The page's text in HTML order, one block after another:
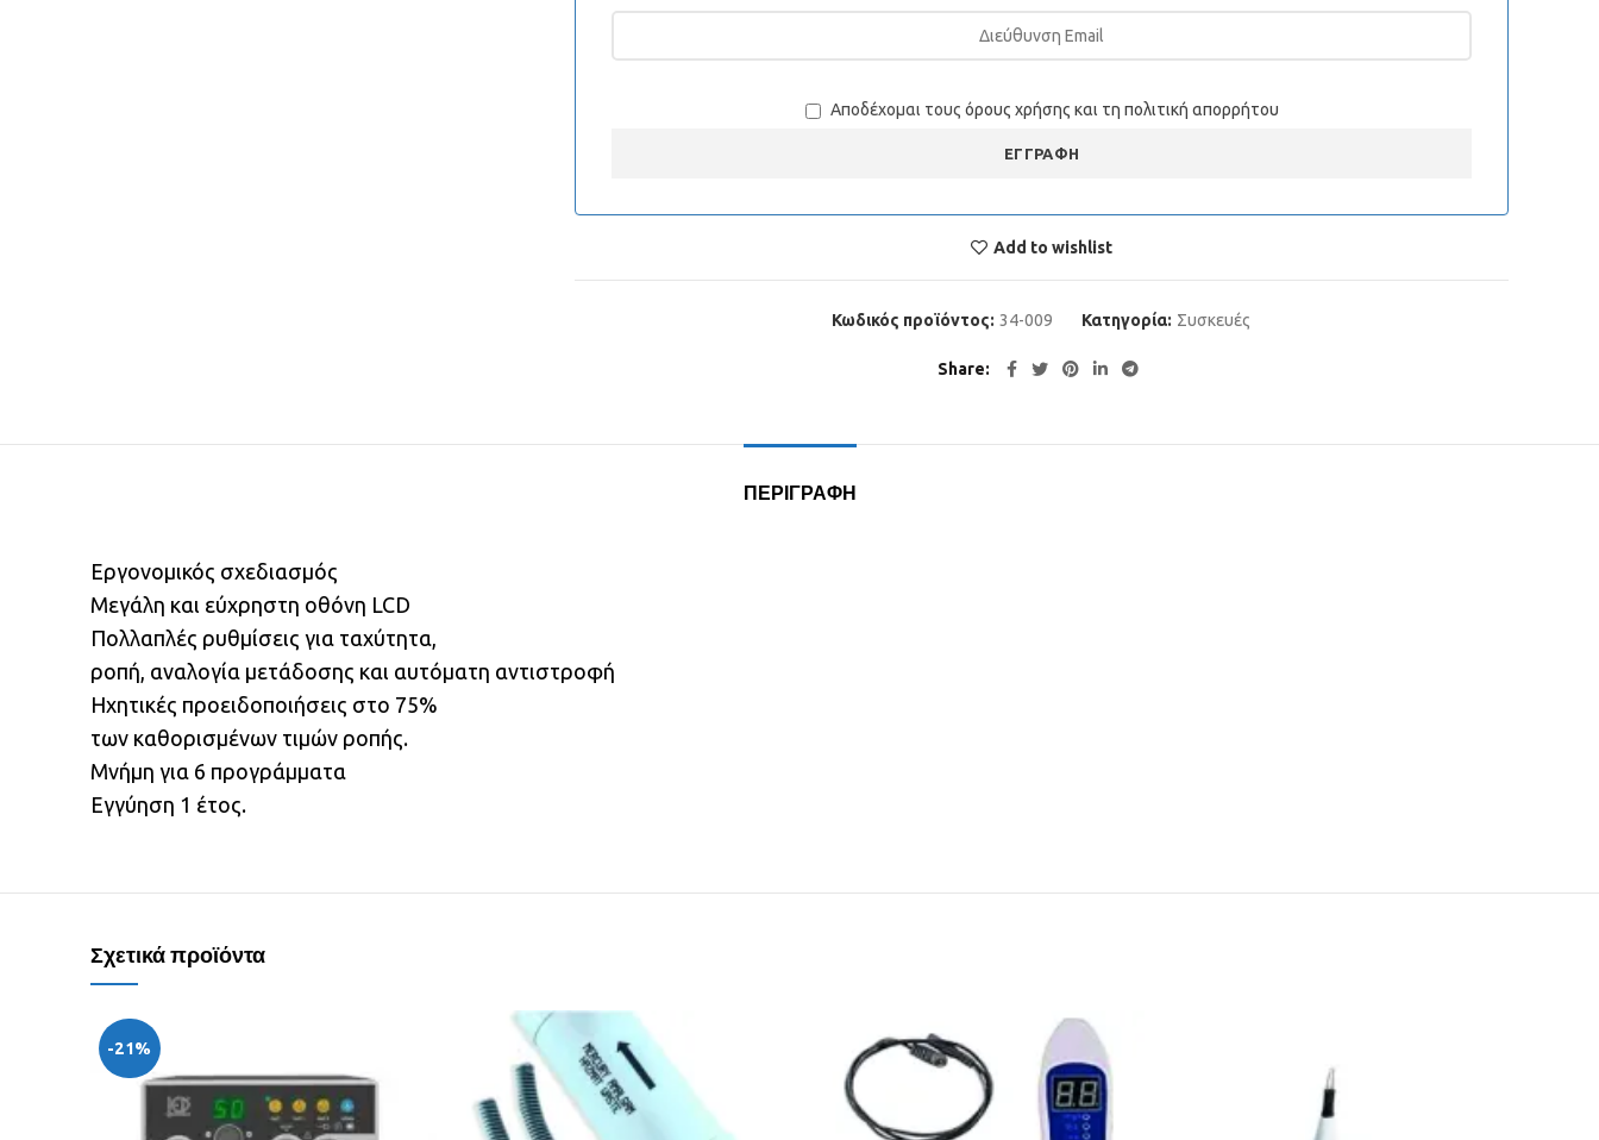
Αποδέχομαι τους όρους χρήσης και τη πολιτική απορρήτου
ΕΓΓΡΑΦΉ
Add to wishlist
Κωδικός προϊόντος: 34-009 Κατηγορία: Συσκευές
Share
ΠΕΡΙΓΡΑΦΉ
Εργονομικός σχεδιασμός
Μεγάλη και εύχρηστη οθόνη LCD
Πολλαπλές ρυθμίσεις για ταχύτητα,
ροπή, αναλογία μετάδοσης και αυτόματη αντιστροφή
Ηχητικές προειδοποιήσεις στο 75%
των καθορισμένων τιμών ροπής.
Μνήμη για 6 προγράμματα
Εγγύηση 1 έτος.
Σχετικά προϊόντα
-21%